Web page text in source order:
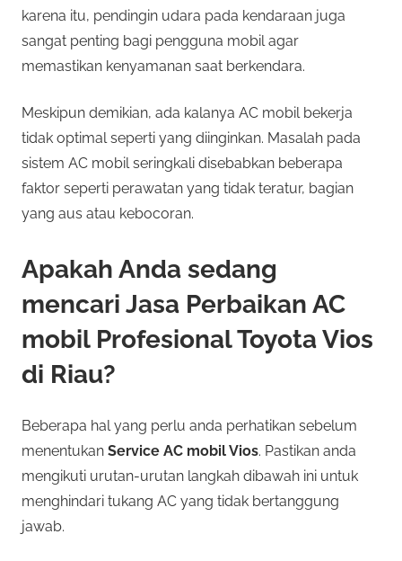
karena itu, pendingin udara pada kendaraan juga
sangat penting bagi pengguna mobil agar
memastikan kenyamanan saat berkendara.
Meskipun demikian, ada kalanya AC mobil bekerja
tidak optimal seperti yang diinginkan. Masalah pada
sistem AC mobil seringkali disebabkan beberapa
faktor seperti perawatan yang tidak teratur, bagian
yang aus atau kebocoran.
Apakah Anda sedang
mencari Jasa Perbaikan AC
mobil Profesional Toyota Vios
di Riau?
Beberapa hal yang perlu anda perhatikan sebelum
menentukan Service AC mobil Vios. Pastikan anda
mengikuti urutan-urutan langkah dibawah ini untuk
menghindari tukang AC yang tidak bertanggung
jawab.